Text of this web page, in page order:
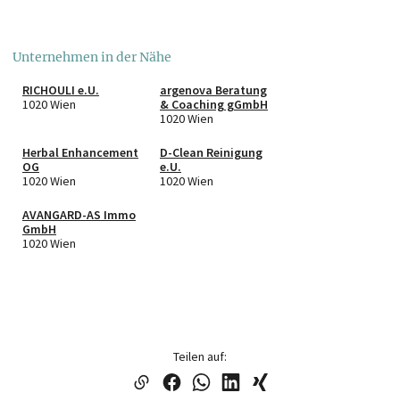
Unternehmen in der Nähe
RICHOULI e.U.
1020 Wien
argenova Beratung
& Coaching gGmbH
1020 Wien
Herbal Enhancement
OG
1020 Wien
D-Clean Reinigung
e.U.
1020 Wien
AVANGARD-AS Immo
GmbH
1020 Wien
Teilen auf: